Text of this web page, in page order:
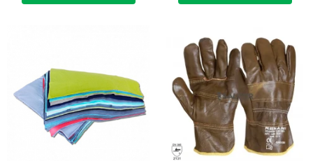
Manusi neopren
Manusi nitril
Manusi piele
Manusi PVC